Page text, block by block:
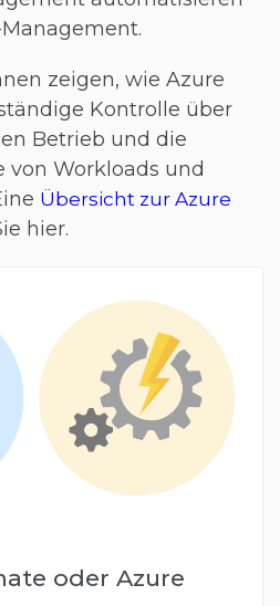
zeigen, wie Azure
Kontrolle über
Betrieb und die
Workloads und
Übersicht zur Azure
hier.
oder Azure